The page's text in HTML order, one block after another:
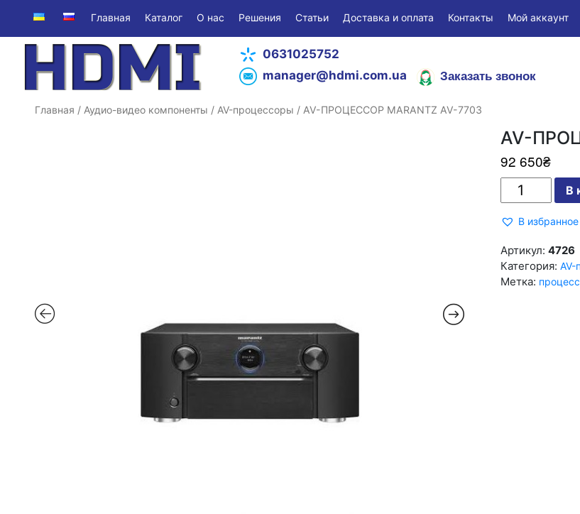
Главная Каталог О нас Решения Статьи Доставка и оплата Контакты Мой аккаунт
0631025752
manager@hdmi.com.ua
Заказать звонок
Главная / Аудио-видео компоненты / AV-процессоры / AV-ПРОЦЕССОР MARANTZ AV-7703
AV-
92 650₴
ПРОЦЕССОР
AV-
В
В избранное
Артикул: 4726
Категория: AV-
Метка: